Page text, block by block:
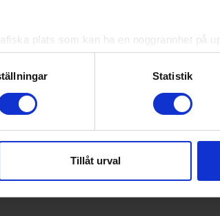
plats som kan ha en noggrannhet på
skanna den för specifika kännetecken
behandlas och ställ in dina preferenser
från cookie-förklaringen.
även sådana identifierare
som vi samarbetar med. Dessa
Statistik
Tillåt urval